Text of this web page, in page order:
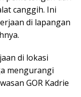
canggih. Ini
di lapangan
di lokasi
mengurangi
GOR Kadrie